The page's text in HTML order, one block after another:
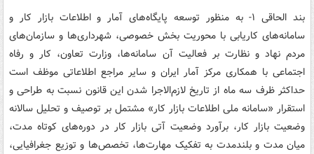
بند الحاقی ۱- به منظور توسعه پایگاه‌های آمار و اطلاعات بازار کار و
سامانه‌های کاریابی با محوریت بخش خصوصی، شهرداری‌ها و سازمان‌های
مردم نهاد و نظارت بر فعالیت آن سامانه‌ها، وزارت تعاون، کار و رفاه
اجتماعی با همکاری مرکز آمار ایران و سایر مراجع اطلاعاتی موظف است
حداکثر ظرف سه ماه از تاریخ لازم‌الاجرا شدن این قانون نسبت به طراحی و
استقرار «سامانه ملی اطلاعات بازار کار» مشتمل بر توصیف و تحلیل سالانه
وضعیت بازار کار، برآورد وضعیت آتی بازار کار در دوره‌های کوتاه مدت،
میان مدت و بلندمدت به تفکیک مهارت‌ها، تخصص‌ها و توزیع جغرافیایی،